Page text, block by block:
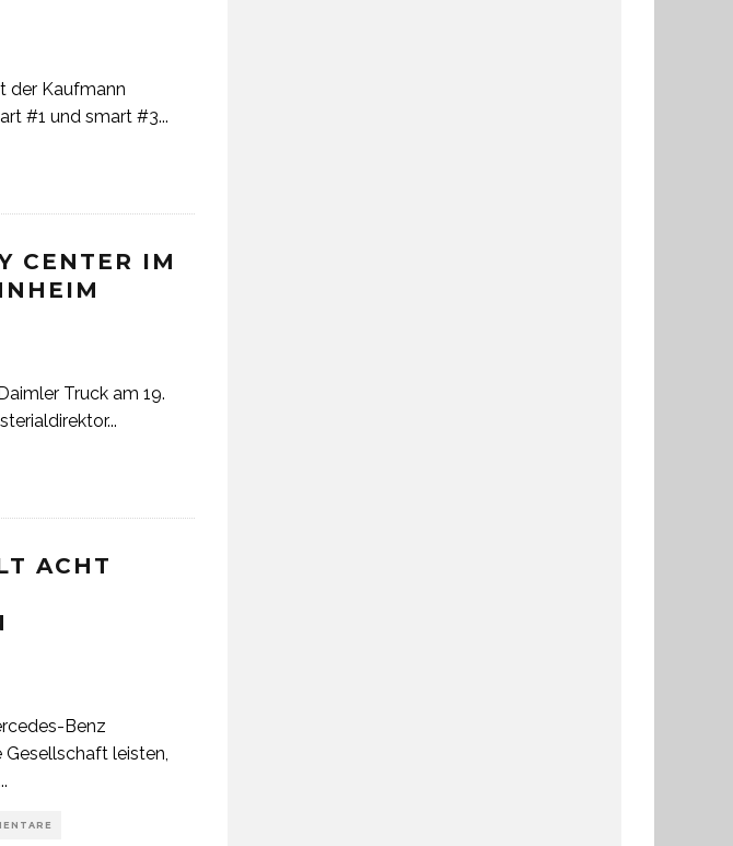
der Kaufmann
#1 und smart #3...
CENTER IM
Truck am 19.
...
ACHT
Benz
leisten,